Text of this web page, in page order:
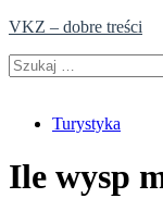
Skip
content
VKZ – dobre treści
Szukaj:
Turystyka
Ile wysp